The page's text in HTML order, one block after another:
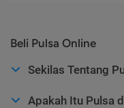
Beli Pulsa Online
Sekilas Tentang
Apakah Itu Pulsa